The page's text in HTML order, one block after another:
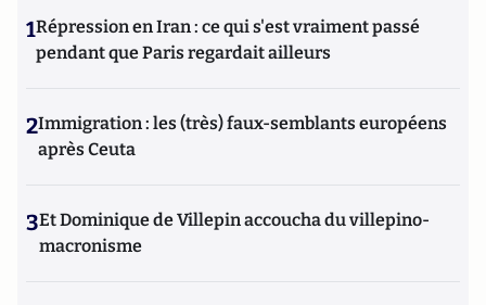
1Répression en Iran : ce qui s'est vraiment passé
pendant que Paris regardait ailleurs
2Immigration : les (très) faux-semblants européens
après Ceuta
3Et Dominique de Villepin accoucha du villepino-
macronisme